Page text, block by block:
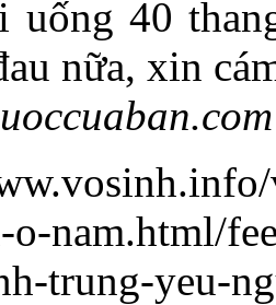
40
nữa, xin
o-nam.html/
trung-yeu-